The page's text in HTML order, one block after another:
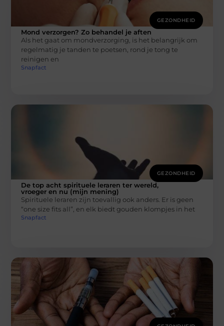
GEZONDHEID
Mond verzorgen? Zo behandel je aften
Als het gaat om mondverzorging, is het belangrijk om
regelmatig je tanden te poetsen, rond je tong te
reinigen en
Snapfact
GEZONDHEID
De top acht spirituele leraren ter wereld,
vroeger en nu (mijn mening)
Spirituele leraren zijn toevallig ook anders. Er is geen
“one size fits all”, en elk biedt gouden klompjes in het
Snapfact